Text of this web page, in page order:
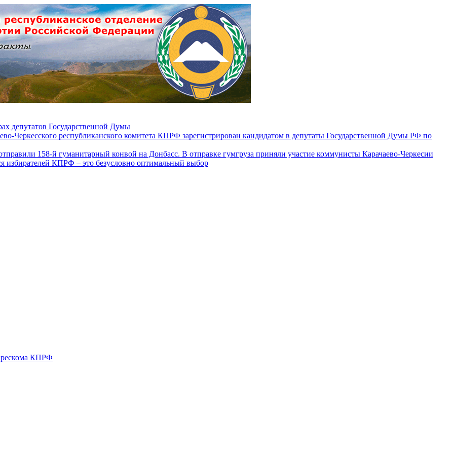
депутатов Государственной Думы
Черкесского республиканского комитета КПРФ зарегистрирован кандидатом в депутаты Государственной Думы РФ по
158-й гуманитарный конвой на Донбасс. В отправке гумгруза приняли участие коммунисты Карачаево-Черкесии
избирателей КПРФ – это безусловно оптимальный выбор
рескома КПРФ